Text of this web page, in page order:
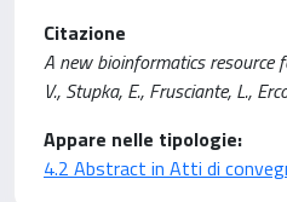
Citazione
A new bioinformatics resource
V., Stupka, E., Frusciante, L.,
Appare nelle tipologie:
4.2 Abstract in Atti di